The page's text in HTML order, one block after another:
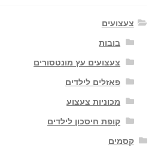
צעצועים
בובות
צעצועים עץ מונטסורים
פאזלים לילדים
מכוניות צעצוע
קופת חיסכון לילדים
קסמים